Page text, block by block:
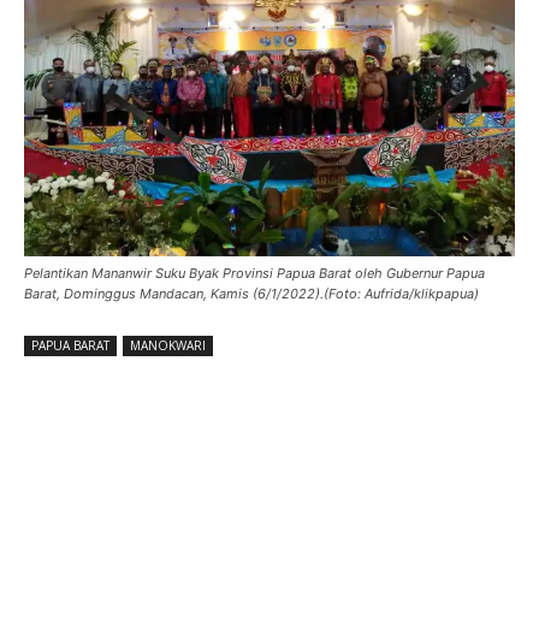
Pelantikan Mananwir Suku Byak Provinsi Papua Barat oleh Gubernur Papua
Barat, Dominggus Mandacan, Kamis (6/1/2022).(Foto: Aufrida/klikpapua)
PAPUA BARAT MANOKWARI